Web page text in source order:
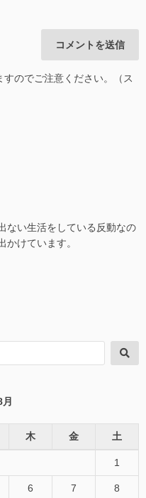
のでご注意ください。（ス
ない生活をしている反動なの
けています。
索
木 金 土
1
6 7 8